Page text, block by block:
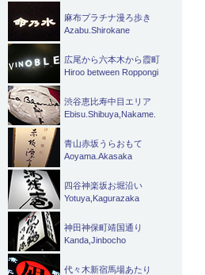
麻布プラチナ漫ろ歩き
Azabu.Shirokane
広尾から六本木から霞町
Hiroo between Roppongi
渋谷恵比寿中目エリア
Ebisu.Shibuya,Nakame.
青山赤坂うらおもて
Aoyama.Akasaka
四谷神楽坂お堀沿い
Yotuya,Kagurazaka
神田神保町靖国通り
Kanda,Jinbocho
代々木新宿馬場あたり